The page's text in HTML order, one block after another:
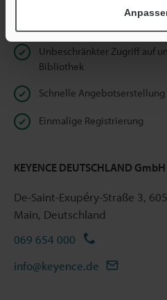
Unbeschränkter Zugriff auf
Bibliothek
Schnelle Angebotserstellung
Einmalige Registrierung
KEYENCE DEUTSCHLAND GmbH
De-Saint-Exupéry-Straße 3,
Main, Deutschland
069 654 000
info@keyence.de